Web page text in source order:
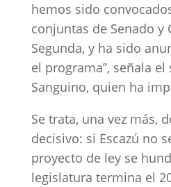
hemos sido
conjuntas de Senado y
Segunda, y ha sido
el programa”, señala
Sanguino, quien ha
Se trata, una vez más,
decisivo: si Escazú no
proyecto de ley se
legislatura termina el